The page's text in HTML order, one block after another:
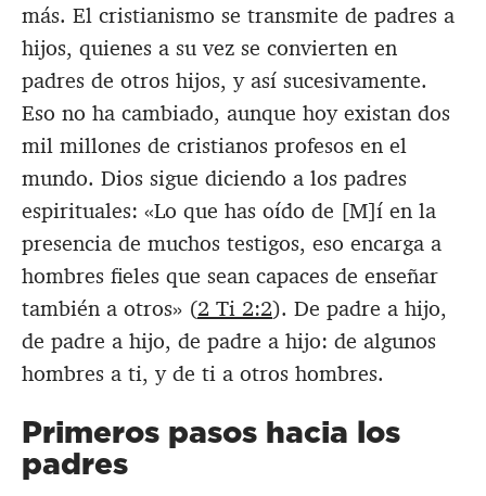
más. El cristianismo se transmite de padres a
hijos, quienes a su vez se convierten en
padres de otros hijos, y así sucesivamente.
Eso no ha cambiado, aunque hoy existan dos
mil millones de cristianos profesos en el
mundo. Dios sigue diciendo a los padres
espirituales: «Lo que has oído de [M]í en la
presencia de muchos testigos, eso encarga a
hombres fieles que sean capaces de enseñar
también a otros» (2 Ti 2:2). De padre a hijo,
de padre a hijo, de padre a hijo: de algunos
hombres a ti, y de ti a otros hombres.
Primeros pasos hacia los
padres